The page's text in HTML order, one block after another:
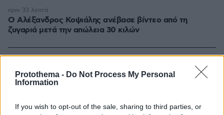
Protothema - Do Not Process My Personal
Information
If you wish to opt-out of the sale, sharing to third parties, or
Ο Αλέξανδρος Κοψιάλης ανέβασε βίντεο από τη
ζυγαριά μετά την απώλεια 30 κιλών
πριν 33 λεπτά
ΔΕΙΤΕ ΟΛΕΣ ΤΙΣ ΕΙΔΗΣΕΙΣ
ΤΑ ΠΙΟ ΔΗΜΟΦΙΛΗ